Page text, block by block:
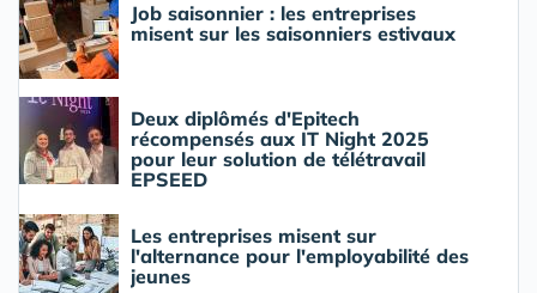
Job saisonnier : les entreprises
misent sur les saisonniers estivaux
Deux diplômés d'Epitech
récompensés aux IT Night 2025
pour leur solution de télétravail
EPSEED
Les entreprises misent sur
l'alternance pour l'employabilité des
jeunes